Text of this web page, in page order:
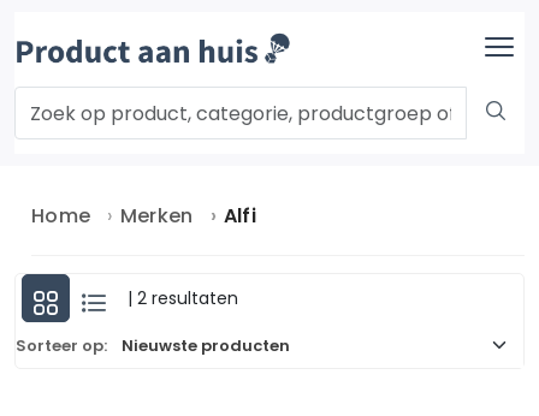
Home Merken Alfi
| 2 resultaten
Sorteer op: